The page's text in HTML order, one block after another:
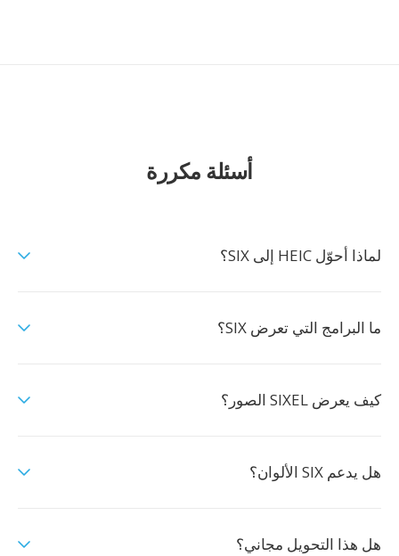
أسئلة مكررة
لماذا أحوّل HEIC إلى SIX؟
ما البرامج التي تعرض SIX؟
كيف يعرض SIXEL الصور؟
هل يدعم SIX الألوان؟
هل هذا التحويل مجاني؟